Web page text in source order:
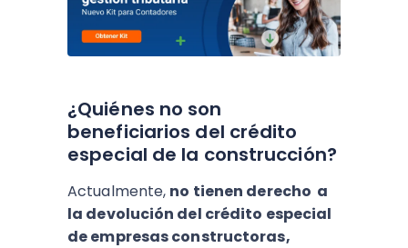
¿Quiénes no son
beneficiarios del crédito
especial de la construcción?
Actualmente, no tienen derecho a
la devolución del crédito especial
de empresas constructoras,